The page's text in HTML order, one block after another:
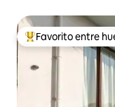
Favorito entre
Favorito entre